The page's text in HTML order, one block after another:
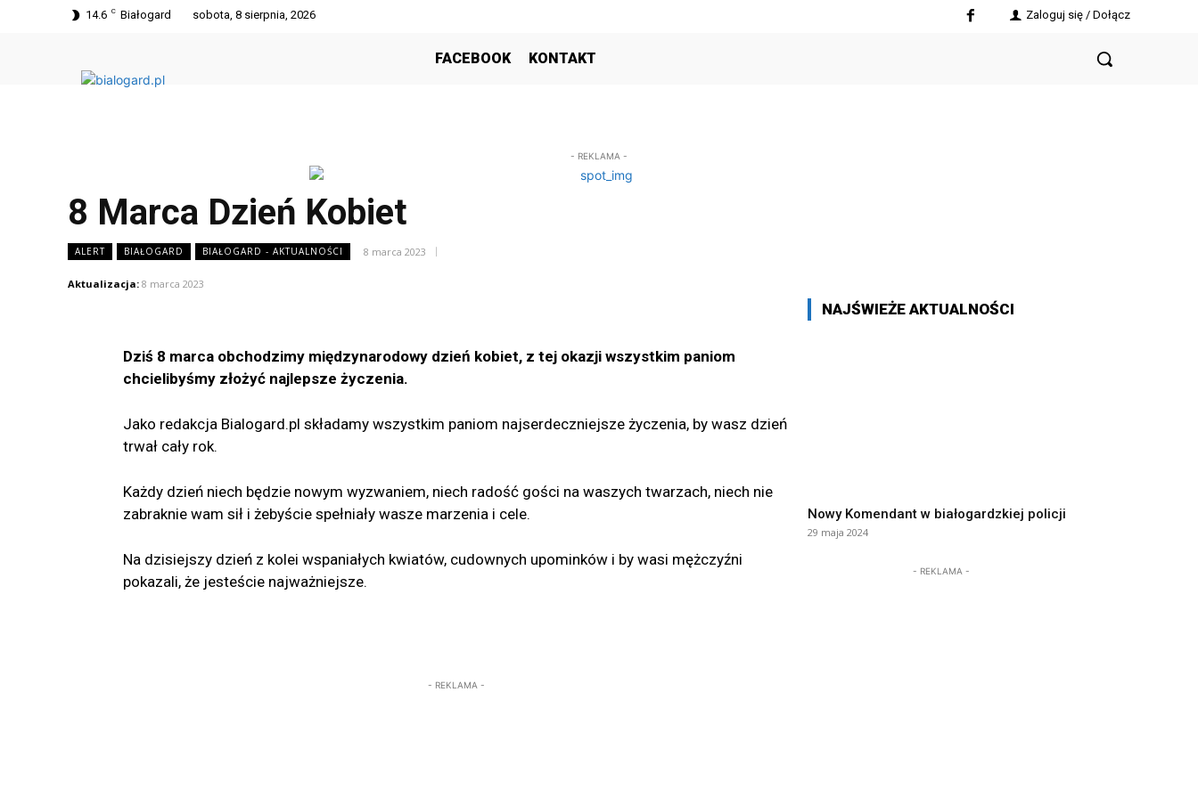
14.6 C Białogard sobota, 8 sierpnia, 2026 Zaloguj się / Dołącz
FACEBOOK KONTAKT
- REKLAMA -
8 Marca Dzień Kobiet
ALERT BIAŁOGARD BIAŁOGARD - AKTUALNOŚCI 8 marca 2023
Aktualizacja: 8 marca 2023
Dziś 8 marca obchodzimy międzynarodowy dzień kobiet, z tej okazji wszystkim paniom
chcielibyśmy złożyć najlepsze życzenia.
Jako redakcja Bialogard.pl składamy wszystkim paniom najserdeczniejsze życzenia, by wasz dzień
trwał cały rok.
Każdy dzień niech będzie nowym wyzwaniem, niech radość gości na waszych twarzach, niech nie
zabraknie wam sił i żebyście spełniały wasze marzenia i cele.
Na dzisiejszy dzień z kolei wspaniałych kwiatów, cudownych upominków i by wasi mężczyźni
pokazali, że jesteście najważniejsze.
- REKLAMA -
NAJŚWIEŻE AKTUALNOŚCI
Nowy Komendant w białogardzkiej policji
29 maja 2024
- REKLAMA -